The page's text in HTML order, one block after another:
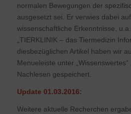
normalen Bewegungen der
ausgesetzt sei. Er verwies dabei
wissenschaftliche Erkenntnisse,
„TIERKLINIK – das Tiermedizin
diesbezüglichen Artikel haben wir
Menueleiste unter „Wissenswertes“
Nachlesen gespeichert.
Update 01.03.2016:
Weitere aktuelle Recherchen